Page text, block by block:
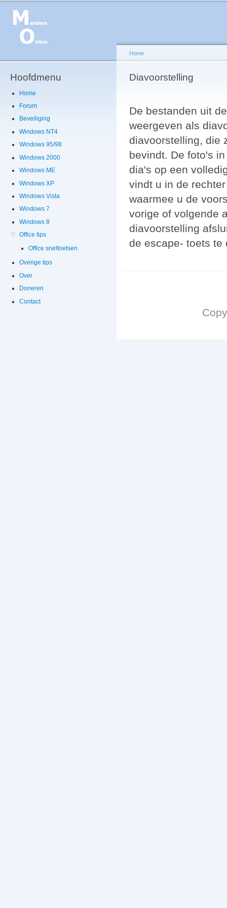
Hoofdmenu
Home
Forum
Beveiliging
Windows NT4
Windows 95/98
Windows 2000
Windows ME
Windows XP
Windows Vista
Windows 7
Windows 8
Office tips
Office sneltoetsen
Overige tips
Over
Doneren
Contact
U bent hier
Home
Diavoorstelling
De bestanden uit
weergeven als
diavoorstelling, die
bevindt. De foto's
dia's op een
vindt u in de
waarmee u de
vorige of volgende
diavoorstelling
de escape- toets te